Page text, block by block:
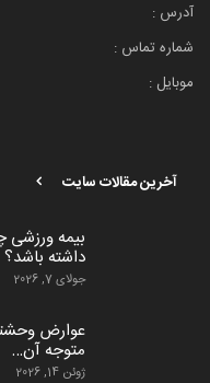
آدرس :
شماره تماس :
موبایل :
آخرین مقالات سایت
بیمه ورزشی
داشته باشد؟
جولای 7, 2026
عوارض
متوجه آن…
ژوئن 14, 2026